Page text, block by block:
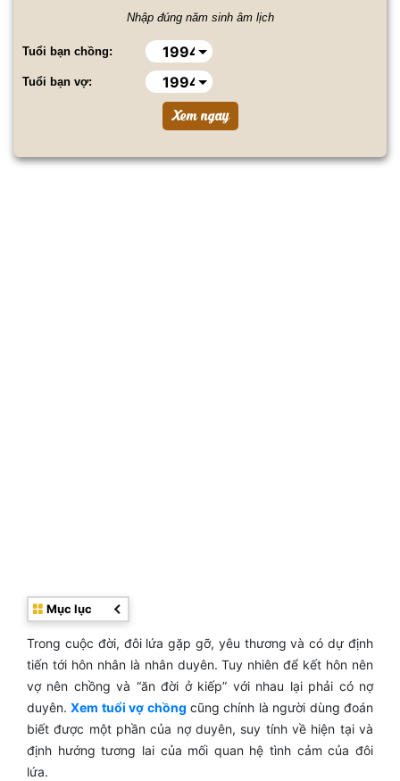
Nhập đúng năm sinh âm lịch
Tuổi bạn chồng:
Tuổi bạn vợ:
Mục lục
Trong cuộc đời, đôi lứa gặp gỡ, yêu thương và có dự định
tiến tới hôn nhân là nhân duyên. Tuy nhiên để kết hôn nên
vợ nên chồng và “ăn đời ở kiếp” với nhau lại phải có nợ
duyên.Xem tuổi vợ chồng cũng chính là người dùng đoán
biết được một phần của nợ duyên, suy tính về hiện tại và
định hướng tương lai của mối quan hệ tình cảm của đôi
lứa.